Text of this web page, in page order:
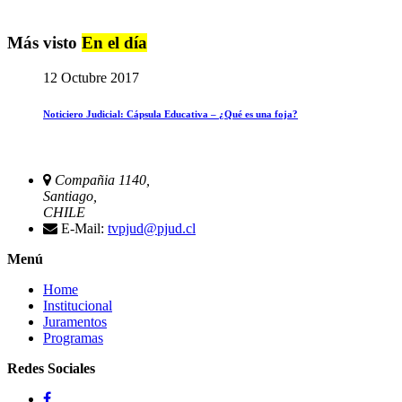
Más visto En el día
12 Octubre 2017
Noticiero Judicial: Cápsula Educativa – ¿Qué es una foja?
Compañia 1140,
Santiago,
CHILE
E-Mail: tvpjud@pjud.cl
Menú
Home
Institucional
Juramentos
Programas
Redes Sociales